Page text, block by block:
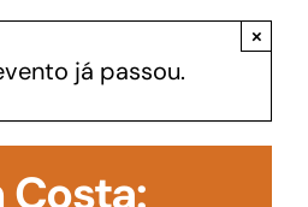
já passou.
×
Costa: